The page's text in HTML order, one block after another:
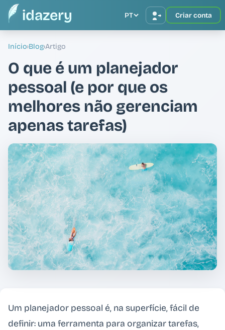
idazery PT Criar conta
Início›Blog›Artigo
O que é um planejador
pessoal (e por que os
melhores não gerenciam
apenas tarefas)
Um planejador pessoal é, na superfície, fácil de
definir: uma ferramenta para organizar tarefas,